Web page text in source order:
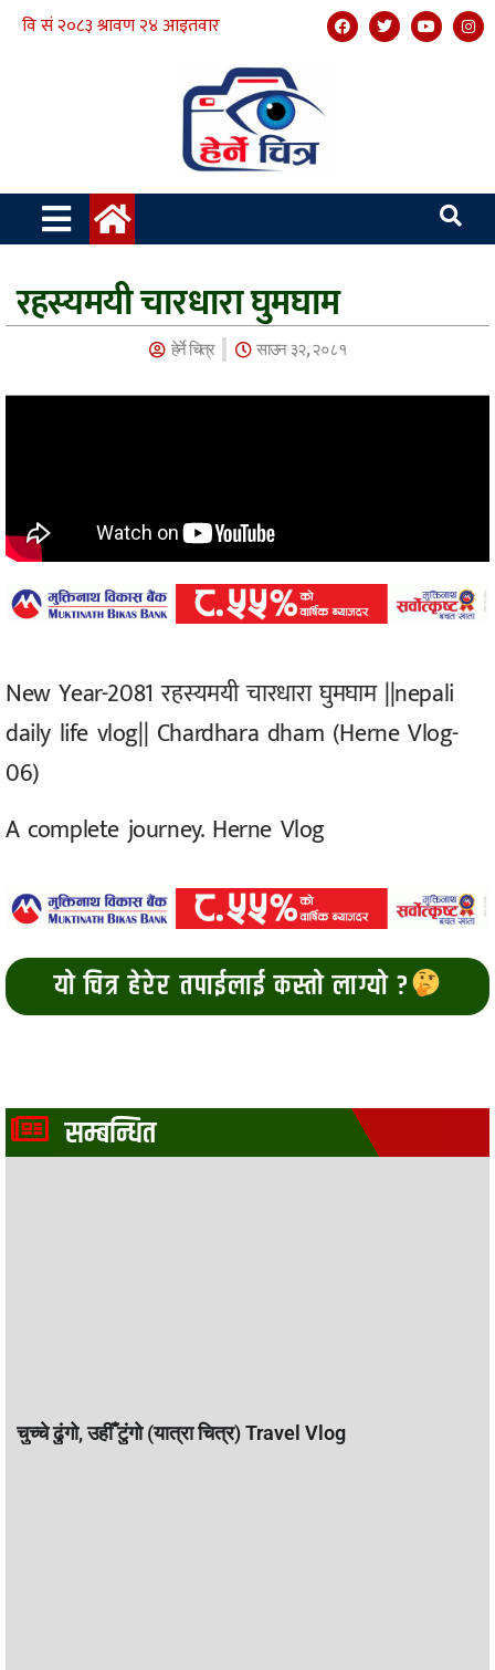
रहस्यमयी चारधारा घुमघाम
हेर्ने चित्र साउन ३२, २०८१
New Year-2081 रहस्यमयी चारधारा घुमघाम ||nepali
daily life vlog|| Chardhara dham (Herne Vlog-
06)
A complete journey. Herne Vlog
यो चित्र हेरेर तपाईलाई कस्तो लाग्यो ?
सम्बन्धित
चुच्चे ढुंगो, उहीँ टुंगो (यात्रा चित्र) Travel Vlog